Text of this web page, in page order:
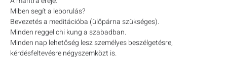
Miben segít a leborulás?
Bevezetés a meditációba (ülőpárna szükséges).
Minden reggel chi kung a szabadban.
Minden nap lehetőség lesz személyes beszélgetésre,
kérdésfeltevésre négyszemközt is.